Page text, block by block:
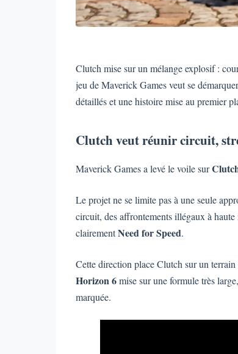
Clutch mise sur un mélange explosif :
jeu de Maverick Games veut se
détaillés et une histoire mise au premier
Clutch veut réunir circuit,
Maverick Games a levé le voile sur
Le projet ne se limite pas à une seule
circuit, des affrontements illégaux à
clairementNeed for Speed.
Cette direction place Clutch sur un
Horizon 6mise sur une formule très
marquée.